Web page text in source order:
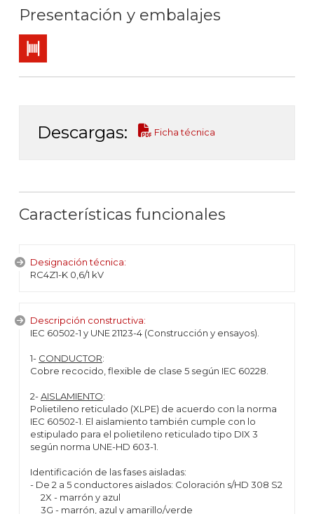
Presentación y embalajes
Bobina
Descargas: Ficha técnica
Características funcionales
Designación técnica:
RC4Z1-K 0,6/1 kV
Descripción constructiva:
IEC 60502-1 y UNE 21123-4 (Construcción y ensayos).
1- CONDUCTOR:
Cobre recocido, flexible de clase 5 según IEC 60228.
2-AISLAMIENTO:
Polietileno reticulado (XLPE) de acuerdo con la norma
IEC 60502-1. El aislamiento también cumple con lo
estipulado para el polietileno reticulado tipo DIX 3
según norma UNE-HD 603-1.
Identificación de las fases aisladas:
- De 2 a 5 conductores aislados: Coloración s/HD 308 S2
2X - marrón y azul
3G - marrón, azul y amarillo/verde